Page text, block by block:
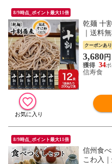
8/9時点_ポイント最大11倍
乾麺 十
｜送料
クーポンあり
3,680円
34
信寿食
8/9時点_ポイント最大11倍
信州食
こわ入